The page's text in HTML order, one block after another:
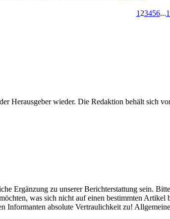
1 23456...
Herausgeber wieder. Die Redaktion behält sich
Ergänzung zu unserer Berichterstattung sein.
was sich nicht auf einen bestimmten
Informanten absolute Vertraulichkeit zu!